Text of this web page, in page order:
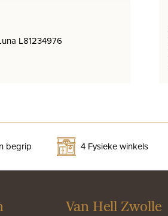
L81234976
begrip 4 Fysieke winkels
Van Hell Zwolle